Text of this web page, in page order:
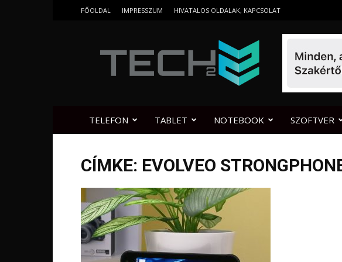
FŐOLDAL IMPRESSZUM HIVATALOS OLDALAK, KAPCSOLAT
TELEFON TABLET NOTEBOOK SZOFTVER
CÍMKE: EVOLVEO